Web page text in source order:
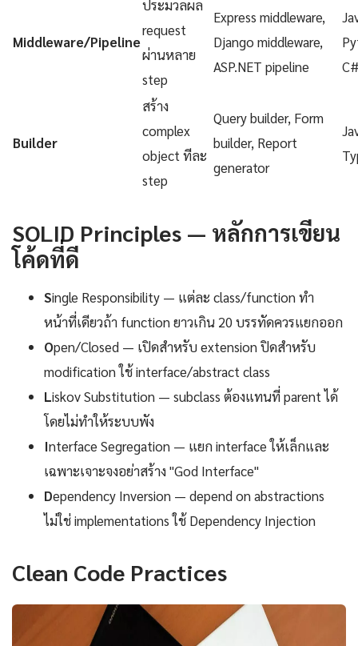
Middleware/Pipeline
ประมวลผล
request
ผ่านหลาย
step
Express middleware,
Django middleware,
ASP.NET pipeline
Builder
สร้าง
complex
object ทีละ
step
Query builder, Form
builder, Report
generator
SOLID Principles — หลักการเขียน
โค้ดที่ดี
Single Responsibility — แต่ละ class/function ทำ
หน้าที่เดียวถ้า function ยาวเกิน 20 บรรทัดควรแยกออก
Open/Closed — เปิดสำหรับ extension ปิดสำหรับ
modification ใช้ interface/abstract class
Liskov Substitution — subclass ต้องแทนที่ parent ได้
โดยไม่ทำให้ระบบพัง
Interface Segregation — แยก interface ให้เล็กและ
เฉพาะเจาะจงอย่าสร้าง "God Interface"
Dependency Inversion — depend on abstractions
ไม่ใช่ implementations ใช้ Dependency Injection
Clean Code Practices